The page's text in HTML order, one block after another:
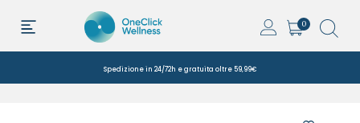
0
Spedizione in 24/72h e gratuita oltre 59,99€